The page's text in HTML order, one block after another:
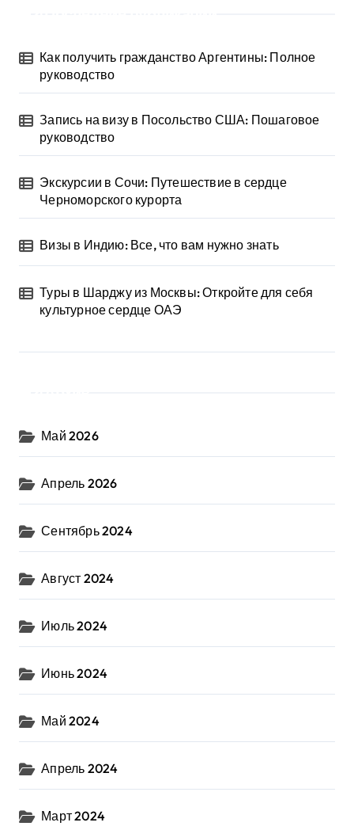
Как получить гражданство Аргентины: Полное
руководство
Запись на визу в Посольство США: Пошаговое
руководство
Экскурсии в Сочи: Путешествие в сердце
Черноморского курорта
Визы в Индию: Все, что вам нужно знать
Туры в Шарджу из Москвы: Откройте для себя
культурное сердце ОАЭ
Май 2026
Апрель 2026
Сентябрь 2024
Август 2024
Июль 2024
Июнь 2024
Май 2024
Апрель 2024
Март 2024